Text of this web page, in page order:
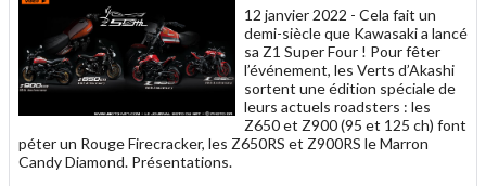
12 janvier 2022 - Cela fait un
demi-siècle que Kawasaki a lancé
sa Z1 Super Four ! Pour fêter
l’événement, les Verts d’Akashi
sortent une édition spéciale de
leurs actuels roadsters : les
Z650 et Z900 (95 et 125 ch) font
péter un Rouge Firecracker, les Z650RS et Z900RS le Marron
Candy Diamond. Présentations.